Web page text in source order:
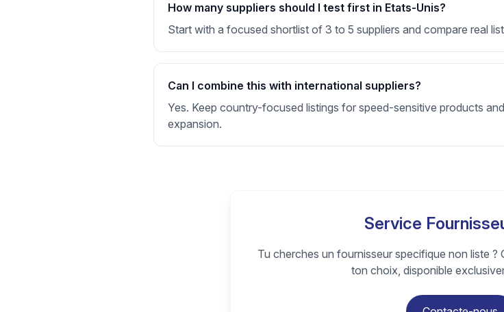
How many suppliers should I test first in Etats-Unis?
Start with a focused shortlist of 3 to 5 suppliers and compare real
Can I combine this with international suppliers?
Yes. Keep country-focused listings for speed-sensitive products
expansion.
Service
Tu cherches un fournisseur specifique non liste ?
ton choix, disponible